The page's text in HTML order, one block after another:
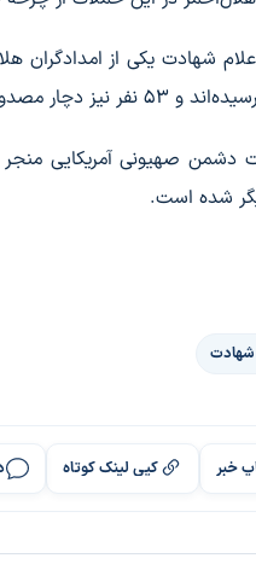
مصدومیت شده‌اند.
شهادت
خبر کپی لینک کوتاه